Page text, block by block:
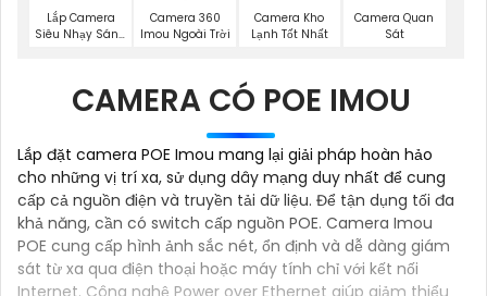
Lắp Camera
Siêu Nhạy Sáng
Camera 360
Imou Ngoài Trời
Camera Kho
Lạnh Tốt Nhất
Camera Quan
Sát
CAMERA CÓ POE IMOU
Lắp đặt camera POE Imou mang lại giải pháp hoàn hảo
cho những vị trí xa, sử dụng dây mạng duy nhất để cung
cấp cả nguồn điện và truyền tải dữ liệu. Để tận dụng tối đa
khả năng, cần có switch cấp nguồn POE. Camera Imou
POE cung cấp hình ảnh sắc nét, ổn định và dễ dàng giám
sát từ xa qua điện thoại hoặc máy tính chỉ với kết nối
Internet. Công nghệ Power over Ethernet giúp giảm thiểu